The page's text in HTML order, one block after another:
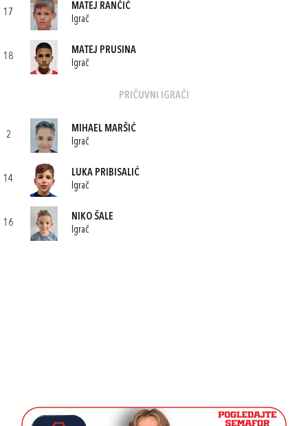
17
MATEJ RANČIĆ
Igrač
18
MATEJ PRUSINA
Igrač
PRIČUVNI IGRAČI
2
MIHAEL MARŠIĆ
Igrač
14
LUKA PRIBISALIĆ
Igrač
16
NIKO ŠALE
Igrač